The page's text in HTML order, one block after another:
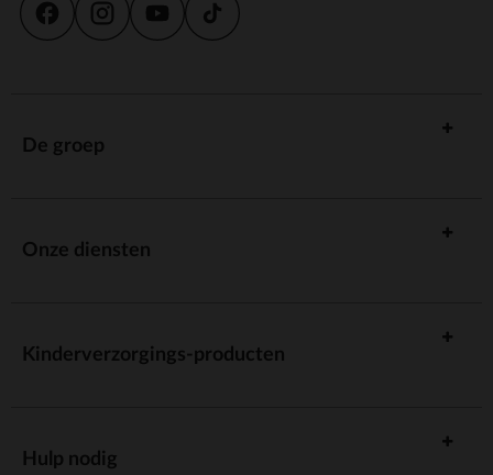
De groep
Onze diensten
Kinderverzorgings-producten
Hulp nodig